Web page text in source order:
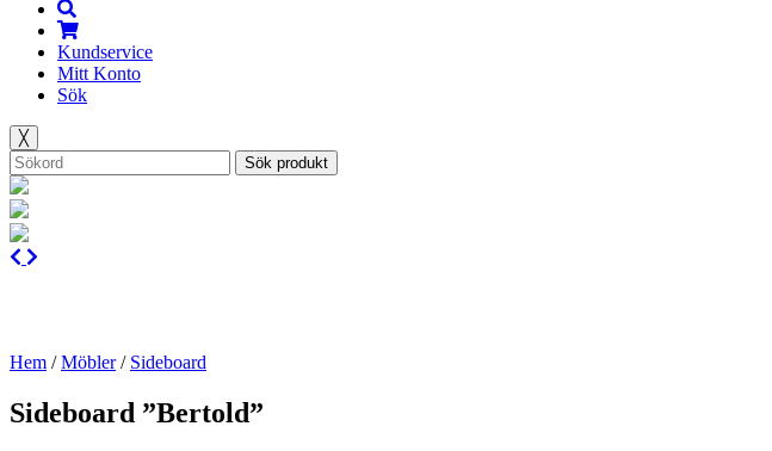
Kundservice
Mitt Konto
Sök
╳
Sök produkt
Hem /Möbler/ Sideboard
Sideboard ”Bertold”